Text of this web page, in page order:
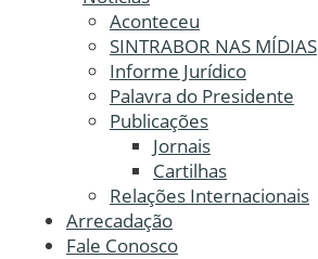
Aconteceu
SINTRABOR NAS MÍDIAS
Informe Jurídico
Palavra do Presidente
Publicações
Jornais
Cartilhas
Relações Internacionais
Arrecadação
Fale Conosco